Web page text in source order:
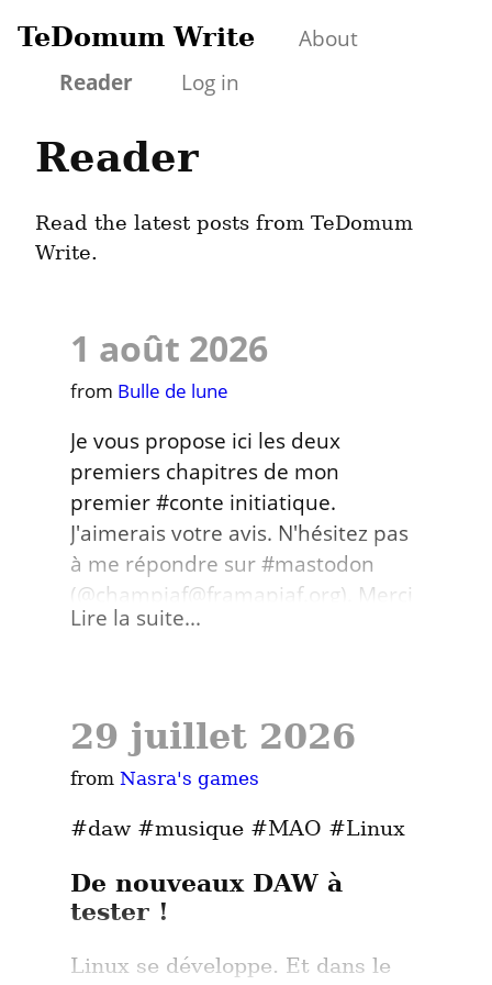
TeDomum Write
About
Reader
Log in
Reader
Read the latest posts from TeDomum
Write.
1 août 2026
from Bulle de lune
Je vous propose ici les deux
premiers chapitres de mon
premier #conte initiatique.
J'aimerais votre avis. N'hésitez pas
à me répondre sur #mastodon
(@champiaf@framapiaf.org). Merci
de vos retours ! La suite sera
Le Renard qui rêvait d'avoir
neuf queues
Conte symbolique sur les rencontres,
la transformation et l'amour
Le Premier Terrier
Lire la suite...
29 juillet 2026
from Nasra's games
#daw #musique #MAO #Linux
De nouveaux DAW à
tester !
Linux se développe. Et dans le